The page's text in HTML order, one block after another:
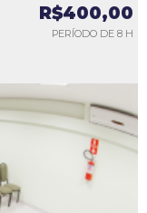
R$400,00
PERÍODO DE 8 H